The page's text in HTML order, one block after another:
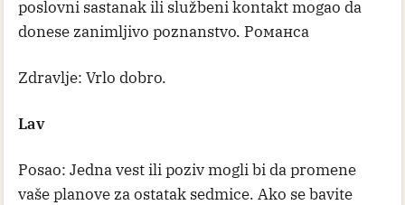
poslovni sastanak ili službeni kontakt mogao da
donese zanimljivo poznanstvo. Романса
Zdravlje: Vrlo dobro.
Lav
Posao: Jedna vest ili poziv mogli bi da promene
vaše planove za ostatak sedmice. Ako se bavite